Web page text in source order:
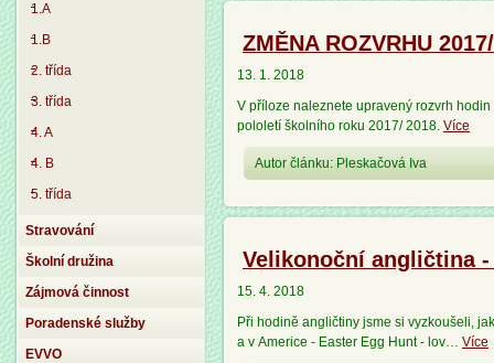
ZMĚNA ROZVRHU
13. 1. 2018
V příloze naleznete upravený rozvrh
pololetí školního roku 2017/ 2018. Více
Autor článku: Pleskačová Iva
Velikonoční angličtina
15. 4. 2018
Při hodině angličtiny jsme si vyzkoušeli,
a v Americe - Easter Egg Hunt - lov… Více
1.A
1.B
2. třída
3. třída
4. A
4. B
5. třída
Stravování
Školní družina
Zájmová činnost
Poradenské služby
EVVO